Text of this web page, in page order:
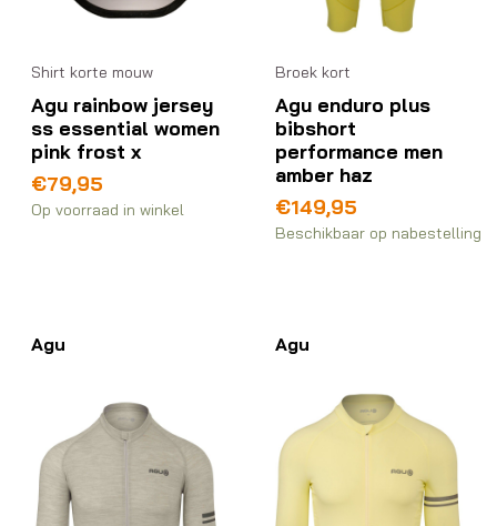
Shirt korte mouw
Agu rainbow jersey
ss essential women
pink frost x
€79,95
Op voorraad in winkel
Broek kort
Agu enduro plus
bibshort
performance men
amber haz
€149,95
Beschikbaar op nabestelling
Agu Agu